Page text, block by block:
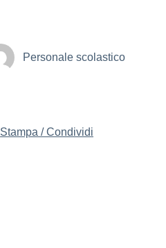
Personale scolastico
Stampa / Condividi